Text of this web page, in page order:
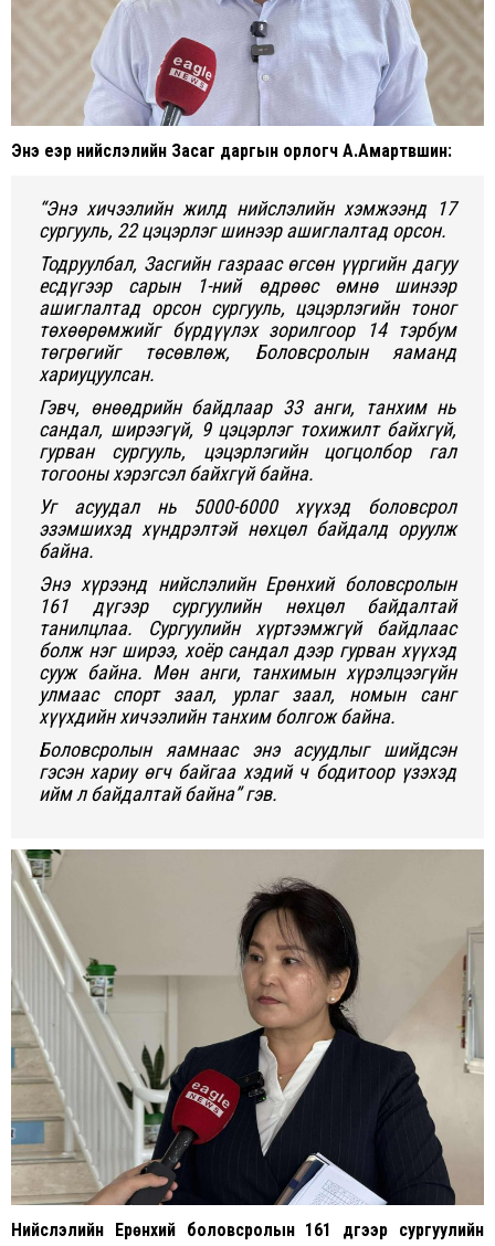
Энэ үеэр нийслэлийн Засаг даргын орлогч А.Амартүвшин:
“Энэ хичээлийн жилд нийслэлийн хэмжээнд 17
сургууль, 22 цэцэрлэг шинээр ашиглалтад орсон.
Тодруулбал, Засгийн газраас өгсөн үүргийн дагуу
есдүгээр сарын 1-ний өдрөөс өмнө шинээр
ашиглалтад орсон сургууль, цэцэрлэгийн тоног
төхөөрөмжийг бүрдүүлэх зорилгоор 14 тэрбум
төгрөгийг төсөвлөж, Боловсролын яаманд
хариуцуулсан.
Гэвч, өнөөдрийн байдлаар 33 анги, танхим нь
сандал, ширээгүй, 9 цэцэрлэг тохижилт байхгүй,
гурван сургууль, цэцэрлэгийн цогцолбор гал
тогооны хэрэгсэл байхгүй байна.
Уг асуудал нь 5000-6000 хүүхэд боловсрол
эзэмшихэд хүндрэлтэй нөхцөл байдалд оруулж
байна.
Энэ хүрээнд нийслэлийн Ерөнхий боловсролын
161 дүгээр сургуулийн нөхцөл байдалтай
танилцлаа. Сургуулийн хүртээмжгүй байдлаас
болж нэг ширээ, хоёр сандал дээр гурван хүүхэд
сууж байна. Мөн анги, танхимын хүрэлцээгүйн
улмаас спорт заал, урлаг заал, номын санг
хүүхдийн хичээлийн танхим болгож байна.
Боловсролын яамнаас энэ асуудлыг шийдсэн
гэсэн хариу өгч байгаа хэдий ч бодитоор үзэхэд
ийм л байдалтай байна” гэв.
Нийслэлийн Ерөнхий боловсролын 161 дүгээр сургуулийн